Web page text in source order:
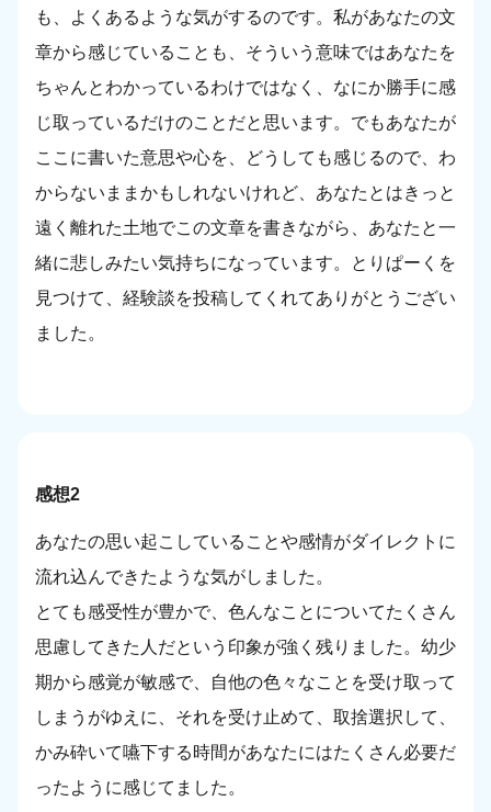
も、よくあるような気がするのです。私があなたの文
章から感じていることも、そういう意味ではあなたを
ちゃんとわかっているわけではなく、なにか勝手に感
じ取っているだけのことだと思います。でもあなたが
ここに書いた意思や心を、どうしても感じるので、わ
からないままかもしれないけれど、あなたとはきっと
遠く離れた土地でこの文章を書きながら、あなたと一
緒に悲しみたい気持ちになっています。とりぱーくを
見つけて、経験談を投稿してくれてありがとうござい
ました。
感想2
あなたの思い起こしていることや感情がダイレクトに
流れ込んできたような気がしました。
とても感受性が豊かで、色んなことについてたくさん
思慮してきた人だという印象が強く残りました。幼少
期から感覚が敏感で、自他の色々なことを受け取って
しまうがゆえに、それを受け止めて、取捨選択して、
かみ砕いて嚥下する時間があなたにはたくさん必要だ
ったように感じてました。